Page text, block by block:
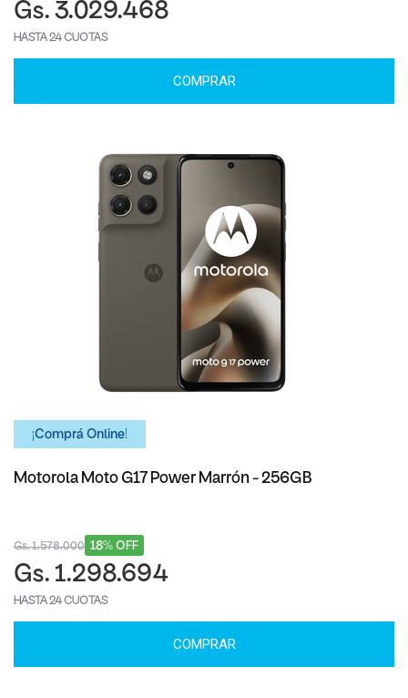
Gs. 3.029.468
HASTA 24 CUOTAS
COMPRAR
¡Comprá Online!
Motorola Moto G17 Power Marrón - 256GB
18% OFF
Gs. 1.578.000
Gs. 1.298.694
HASTA 24 CUOTAS
COMPRAR